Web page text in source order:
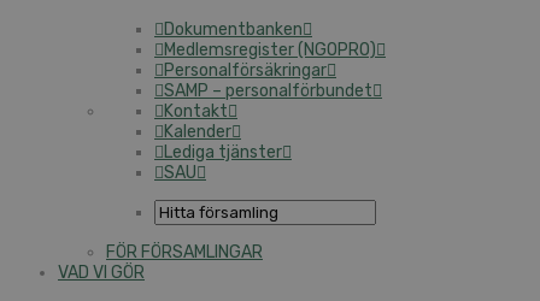
Dokumentbanken
Medlemsregister (NGOPRO)
Personalförsäkringar
SAMP – personalförbundet
Kontakt
Kalender
Lediga tjänster
SAU
FÖR FÖRSAMLINGAR
VAD VI GÖR